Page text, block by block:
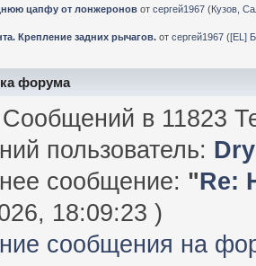
цапфу от лонжеронов отсергей1967 (Кузов,
Крепление задних рычагов. отсергей1967 ([EL]
форума
в 11823
пользователь: Dry
сообщение: "Re:
18:09:23 )
сообщения на